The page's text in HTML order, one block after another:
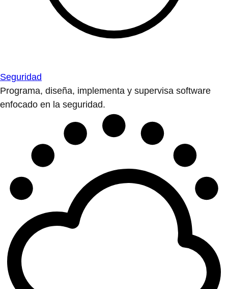
Seguridad
Programa, diseña, implementa y supervisa software
enfocado en la seguridad.